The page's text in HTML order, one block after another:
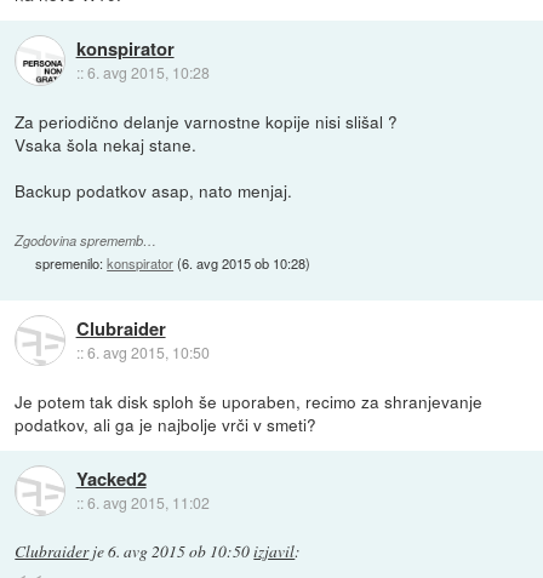
konspirator
::6. avg 2015, 10:28
Za periodično delanje varnostne kopije nisi slišal ?
Vsaka šola nekaj stane.
Backup podatkov asap, nato menjaj.
Zgodovina sprememb…
spremenilo:konspirator(6. avg 2015 ob 10:28)
Clubraider
::6. avg 2015, 10:50
Je potem tak disk sploh še uporaben, recimo za shranjevanje
podatkov, ali ga je najbolje vrči v smeti?
Yacked2
::6. avg 2015, 11:02
Clubraiderje6. avg 2015 ob 10:50izjavil: